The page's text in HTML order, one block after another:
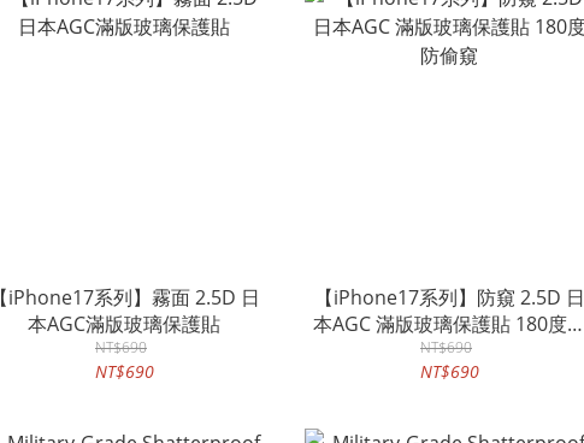
【iPhone17系列】霧面 2.5D 日
本AGC滿版玻璃保護貼
NT$690
NT$690
【iPhone17系列】防窺 2.5D 日
本AGC 滿版玻璃保護貼 180度防
偷窺
NT$690
NT$690